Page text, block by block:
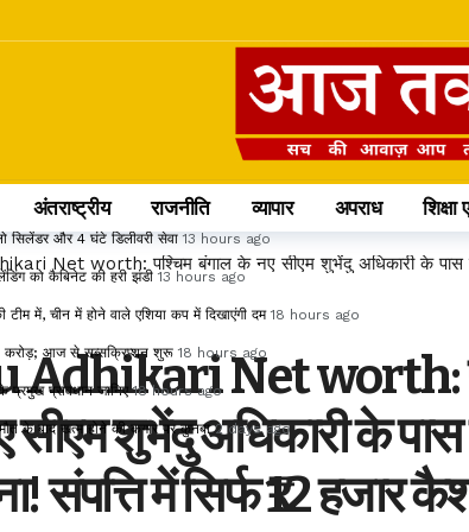
सिर्फ 10% कनकी वाला चावल 12 hours ago
12 hours ago
अनुशासन पर बोले डिप्टी CM अरुण साव 13 hours ago
सिलेंडर और 4 घंटे डिलीवरी सेवा 13 hours ago
को कैबिनेट की हरी झंडी 13 hours ago
टीम में, चीन में होने वाले एशिया कप में दिखाएंगी दम 18 hours ago
करोड़; आज से सब्सक्रिप्शन शुरू 18 hours ago
प्रमुख प्रावधान जानिए 18 hours ago
के बाद खत्म होने की कगार पर कुनबा 2 days ago
अंतराष्ट्रीय राजनीति व्यापार अपराध शिक्षा
Net worth: पश्चिम बंगाल के नए सीएम शुभेंदु अधिकारी के पास
Adhikari Net worth:
शुभेंदु अधिकारी के पास
संपत्ति में सिर्फ ₹12 हजार